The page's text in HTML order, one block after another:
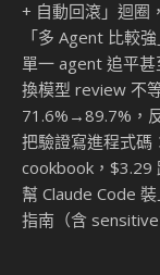
+ 自動回滾」迴圈
「多 Agent 比較
單一 agent 追平甚
換模型 review 不
71.6%→89.7%，
把驗證寫進程式
cookbook，$3.29
幫 Claude Code
指南（含 sensitive